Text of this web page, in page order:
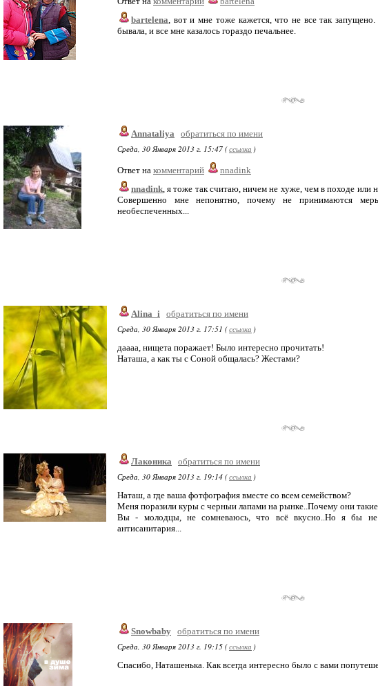
bartelena, вот и мне тоже кажется, что не все так
бывала, и все мне казалось гораздо печальнее.
Annataliya
обратиться по имени
Среда, 30 Января 2013 г. 15:47 (ссылка )
Ответ на комментарий
nnadink
nnadink, я тоже так считаю, ничем не хуже, чем в походе
Совершенно мне непонятно, почему не принимаются
необеспеченных...
Alina_i обратиться по имени
Среда, 30 Января 2013 г. 17:51 (ссылка )
даааа, нищета поражает! Было интересно прочитать!
Наташа, а как ты с Соной общалась? Жестами?
Лаконика
обратиться по имени
Среда, 30 Января 2013 г. 19:14 (ссылка )
Наташ, а где ваша фотфография вместе со всем семейством?
Меня поразили куры с черныи лапами на рынке..Почему они
Вы - молодцы, не сомневаюсь, что всё вкусно..Но я бы не
антисанитария...
Snowbaby обратиться по имени
Среда, 30 Января 2013 г. 19:15 (ссылка )
Спасибо, Наташенька. Как всегда интересно было с вами